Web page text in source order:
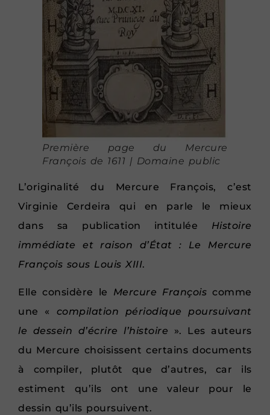
Première page du Mercure
François de 1611 | Domaine public
L’originalité du Mercure François, c’est
Virginie Cerdeira qui en parle le mieux
dans sa publication intitulée Histoire
immédiate et raison d’État : Le Mercure
François sous Louis XIII.
Elle considère le Mercure François comme
une «
compilation périodique poursuivant
le dessein d’écrire l’histoire ». Les auteurs
du Mercure choisissent certains documents
à compiler, plutôt que d’autres, car ils
estiment qu’ils ont une valeur pour le
dessin qu’ils poursuivent.